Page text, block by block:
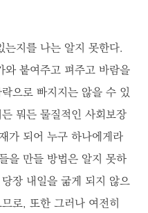
지를 나는 알지 못한다.
붙여주고 펴주고 바람을
으로 빠지지는 않을 수 있
뭐든 물질적인 사회보장
가 되어 누구 하나에게라
을 만들 방법은 알지 못하
장 내일을 굶게 되지 않으
로, 또한 그러나 여전히